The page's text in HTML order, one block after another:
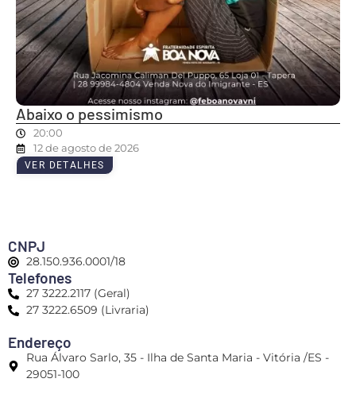
Abaixo o pessimismo
20:00
12 de agosto de 2026
VER DETALHES
CNPJ
28.150.936.0001/18
Telefones
27 3222.2117 (Geral)
27 3222.6509 (Livraria)
Endereço
Rua Álvaro Sarlo, 35 - Ilha de Santa Maria - Vitória /ES -
29051-100